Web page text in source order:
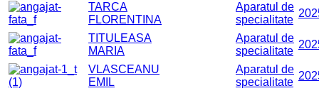
TARCA
FLORENTINA
Aparatul de
specialitate
TITULEASA
MARIA
Aparatul de
specialitate
VLASCEANU
EMIL
Aparatul de
specialitate